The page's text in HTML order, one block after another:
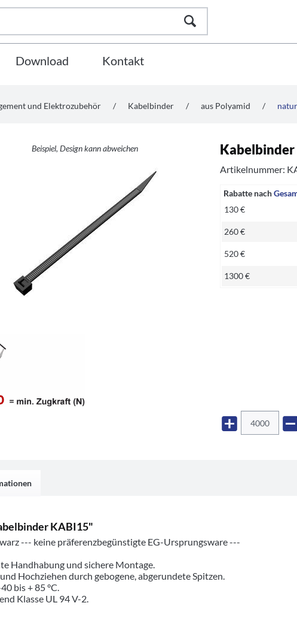
Download Kontakt
und Elektrozubehör / Kabelbinder / aus Polyamid /
Beispiel, Design kann abweichen
Artikelnummer:
Rabatte nach
130 €
260 €
520 €
1300 €
KABI15"
--- keine präferenzbegünstigte EG-Ursprungsware ---
Handhabung und sichere Montage.
Hochziehen durch gebogene, abgerundete Spitzen.
bis + 85 °C.
Klasse UL 94 V-2.